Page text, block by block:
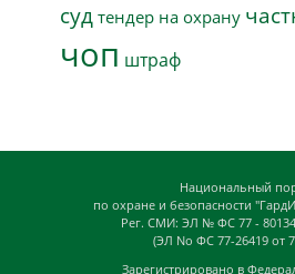
суд тендер на охрану
чоп штраф
Национальный
по охране и безопасности
Рег. СМИ: ЭЛ № ФС 77 - 80134
(ЭЛ No ФС 77-26419 от
Зарегистрировано в